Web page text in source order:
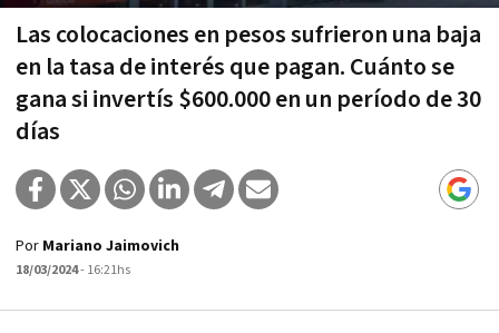
Las colocaciones en pesos sufrieron una baja
en la tasa de interés que pagan. Cuánto se
gana si invertís $600.000 en un período de 30
días
Por Mariano Jaimovich
18/03/2024- 16:21hs